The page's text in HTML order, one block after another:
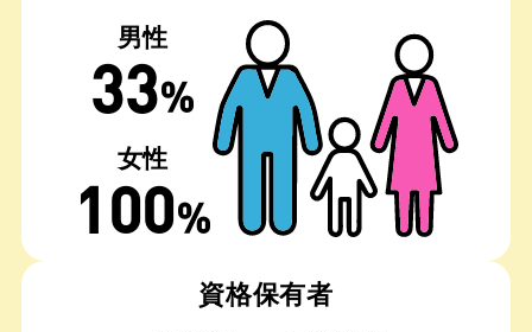
男性
33%
女性
100%
資格保有者